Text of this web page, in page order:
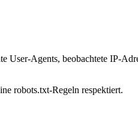
User-Agents, beobachtete IP-
robots.txt-Regeln respektiert.